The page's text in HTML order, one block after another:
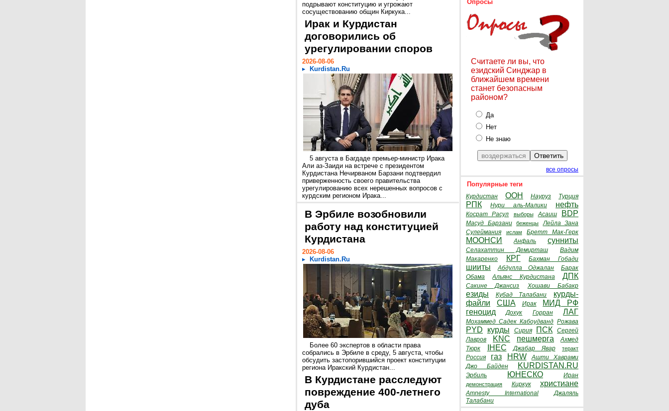
подрывают конституцию и угрожают
сосуществованию общин Киркука...
Ирак и Курдистан
договорились об
урегулировании споров
2026-08-06
Kurdistan.Ru
5 августа в Багдаде премьер-министр Ирака
Али аз-Заиди на встрече с президентом
Курдистана Нечирваном Барзани подтвердил
приверженность своего правительства
урегулированию всех нерешенных вопросов с
курдским регионом Ирака...
В Эрбиле возобновили
работу над конституцией
Курдистана
2026-08-06
Kurdistan.Ru
Более 60 экспертов в области права
собрались в Эрбиле в среду, 5 августа, чтобы
обсудить застопорившийся проект конституции
региона Иракский Курдистан...
В Курдистане расследуют
повреждение 400-летнего
дуба
Опросы
Считаете ли вы, что
езидский Синджар в
ближайшем времени
станет безопасным
районом?
Да
Нет
Не знаю
все опросы
Популярные теги
Курдистан ООН Науруз Турция
РПК Нури аль-Малики нефть
Косрат Расул выборы Асаиш BDP
Масуд Барзани беженцы
Лейла Зана
Сулеймания
ислам Бретт Мак-Герк
МООНСИ Анфаль сунниты
Селахаттин Демирташ
Вадим
Макаренко
КРГ Бахман Гобади
шииты Абдулла Оджалан
Барак
Обама
Альянс Курдистана ДПК
Сакине Джансиз Хошави Бабакр
езиды Кубад Талабани
курды-
файли
США Ирак
МИД РФ
геноцид
Дохук Горран ЛАГ
Мохаммед Садек Кабоудванд Рожава
PYD курды Сирия ПСК
Сергей
Лавров
KNC пешмерга
Ахмед
Тюрк
IHEC Джабар Явар теракт
Россия газ HRW
Ашти Хаврами
Джо Байден
KURDISTAN.RU
Эрбиль ЮНЕСКО Иран
демонстрация Киркук христиане
Amnesty International
Джаляль
Талабани